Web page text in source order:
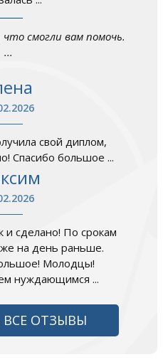
смогли вам помочь.
...
свой диплом,
Спасибо большое ...
и сделано! По срокам
на день раньше.
Молодцы!
нуждающимся ...
ВСЕ ОТЗЫВЫ